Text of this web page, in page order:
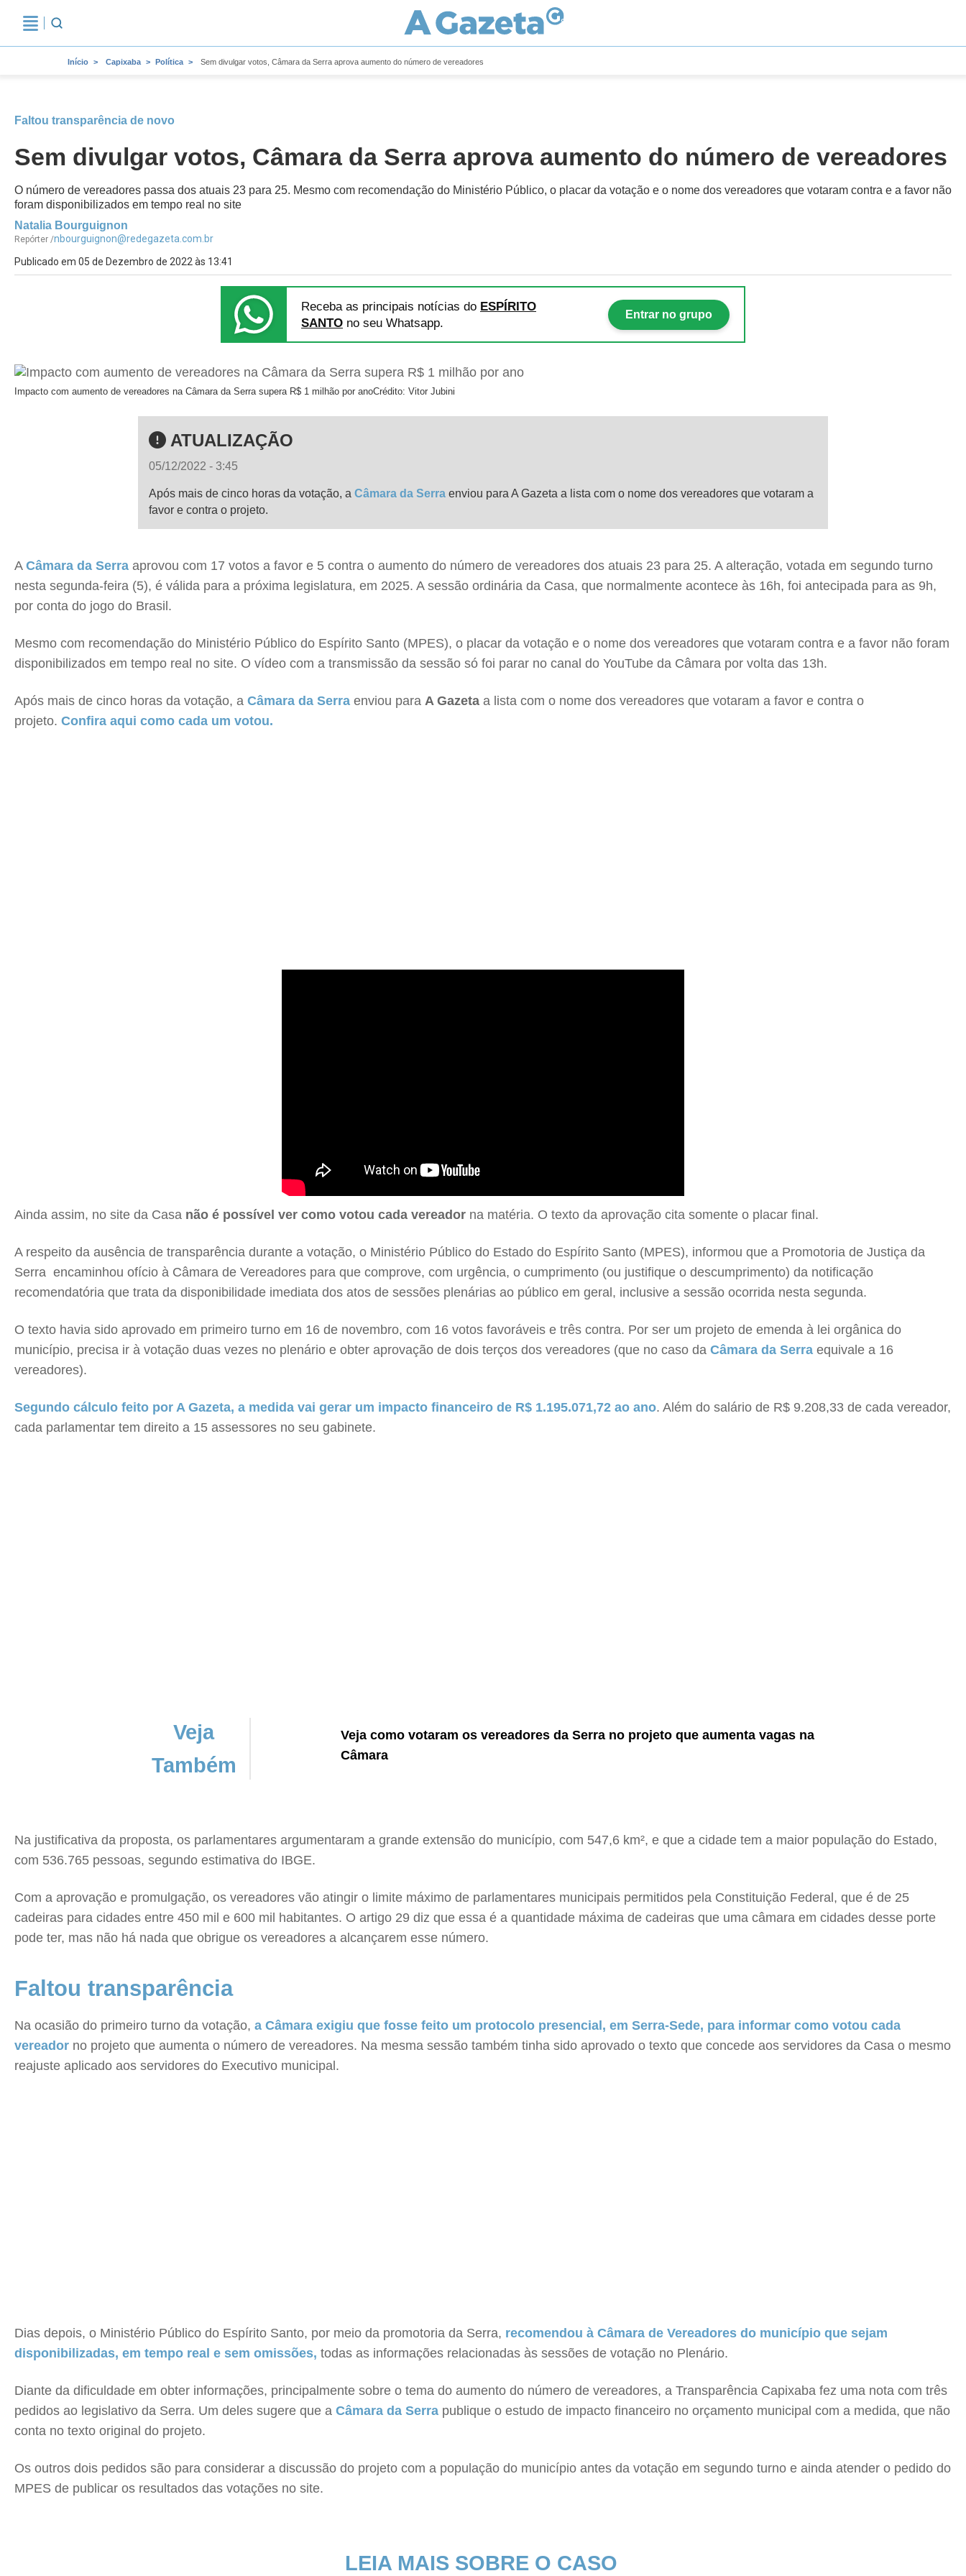
Início Capixaba Política Sem divulgar votos, Câmara da Serra aprova aumento do número de vereadores
Faltou transparência de novo
Sem divulgar votos, Câmara da Serra aprova aumento do número de vereadores
O número de vereadores passa dos atuais 23 para 25. Mesmo com recomendação do Ministério Público, o placar da votação e o nome dos vereadores que votaram contra e a favor não
foram disponibilizados em tempo real no site
Natalia Bourguignon
Repórter /nbourguignon@redegazeta.com.br
Publicado em 05 de Dezembro de 2022 às 13:41
Receba as principais notícias do ESPÍRITO
SANTO no seu Whatsapp.
Entrar no grupo
Impacto com aumento de vereadores na Câmara da Serra supera R$ 1 milhão por anoCrédito: Vitor Jubini
ATUALIZAÇÃO
05/12/2022 - 3:45
Após mais de cinco horas da votação, a Câmara da Serra enviou para A Gazeta a lista com o nome dos vereadores que votaram a
favor e contra o projeto.
A Câmara da Serra aprovou com 17 votos a favor e 5 contra o aumento do número de vereadores dos atuais 23 para 25. A alteração, votada em segundo turno
nesta segunda-feira (5), é válida para a próxima legislatura, em 2025. A sessão ordinária da Casa, que normalmente acontece às 16h, foi antecipada para as 9h,
por conta do jogo do Brasil.
Mesmo com recomendação do Ministério Público do Espírito Santo (MPES), o placar da votação e o nome dos vereadores que votaram contra e a favor não foram
disponibilizados em tempo real no site. O vídeo com a transmissão da sessão só foi parar no canal do YouTube da Câmara por volta das 13h.
Após mais de cinco horas da votação, a Câmara da Serra enviou para A Gazeta a lista com o nome dos vereadores que votaram a favor e contra o
projeto. Confira aqui como cada um votou.
Ainda assim, no site da Casa não é possível ver como votou cada vereador na matéria. O texto da aprovação cita somente o placar final.
A respeito da ausência de transparência durante a votação, o Ministério Público do Estado do Espírito Santo (MPES), informou que a Promotoria de Justiça da
Serra encaminhou ofício à Câmara de Vereadores para que comprove, com urgência, o cumprimento (ou justifique o descumprimento) da notificação
recomendatória que trata da disponibilidade imediata dos atos de sessões plenárias ao público em geral, inclusive a sessão ocorrida nesta segunda.
O texto havia sido aprovado em primeiro turno em 16 de novembro, com 16 votos favoráveis e três contra. Por ser um projeto de emenda à lei orgânica do
município, precisa ir à votação duas vezes no plenário e obter aprovação de dois terços dos vereadores (que no caso da Câmara da Serra equivale a 16
vereadores).
Segundo cálculo feito por A Gazeta, a medida vai gerar um impacto financeiro de R$ 1.195.071,72 ao ano. Além do salário de R$ 9.208,33 de cada vereador,
cada parlamentar tem direito a 15 assessores no seu gabinete.
Veja
Também
Veja como votaram os vereadores da Serra no projeto que aumenta vagas na
Câmara
Na justificativa da proposta, os parlamentares argumentaram a grande extensão do município, com 547,6 km², e que a cidade tem a maior população do Estado,
com 536.765 pessoas, segundo estimativa do IBGE.
Com a aprovação e promulgação, os vereadores vão atingir o limite máximo de parlamentares municipais permitidos pela Constituição Federal, que é de 25
cadeiras para cidades entre 450 mil e 600 mil habitantes. O artigo 29 diz que essa é a quantidade máxima de cadeiras que uma câmara em cidades desse porte
pode ter, mas não há nada que obrigue os vereadores a alcançarem esse número.
Faltou transparência
Na ocasião do primeiro turno da votação, a Câmara exigiu que fosse feito um protocolo presencial, em Serra-Sede, para informar como votou cada
vereador no projeto que aumenta o número de vereadores. Na mesma sessão também tinha sido aprovado o texto que concede aos servidores da Casa o mesmo
reajuste aplicado aos servidores do Executivo municipal.
Dias depois, o Ministério Público do Espírito Santo, por meio da promotoria da Serra, recomendou à Câmara de Vereadores do município que sejam
disponibilizadas, em tempo real e sem omissões, todas as informações relacionadas às sessões de votação no Plenário.
Diante da dificuldade em obter informações, principalmente sobre o tema do aumento do número de vereadores, a Transparência Capixaba fez uma nota com três
pedidos ao legislativo da Serra. Um deles sugere que a Câmara da Serra publique o estudo de impacto financeiro no orçamento municipal com a medida, que não
conta no texto original do projeto.
Os outros dois pedidos são para considerar a discussão do projeto com a população do município antes da votação em segundo turno e ainda atender o pedido do
MPES de publicar os resultados das votações no site.
LEIA MAIS SOBRE O CASO